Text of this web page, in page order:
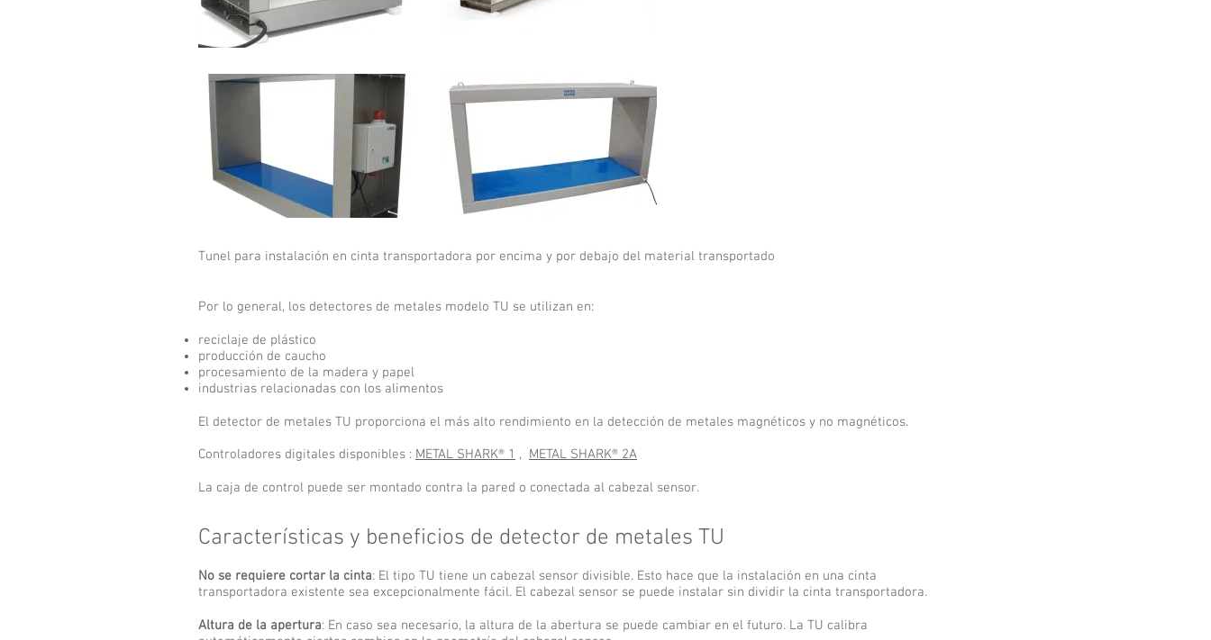
Tunel para instalación en cinta transportadora por encima y por debajo del material transportado
Por lo general, los detectores de metales modelo TU se utilizan en:
reciclaje de plástico
producción de caucho
procesamiento de la madera y papel
industrias relacionadas con los alimentos
El detector de metales TU proporciona el más alto rendimiento en la detección de metales magnéticos y no magnéticos.
Controladores digitales disponibles : METAL SHARK® 1 , METAL SHARK® 2A
La caja de control puede ser montado contra la pared o conectada al cabezal sensor.
Características y beneficios de detector de metales TU
No se requiere cortar la cinta: El tipo TU tiene un cabezal sensor divisible. Esto hace que la instalación en una cinta
transportadora existente sea excepcionalmente fácil. El cabezal sensor se puede instalar sin dividir la cinta transportadora.
Altura de la apertura: En caso sea necesario, la altura de la abertura se puede cambiar en el futuro. La TU calibra